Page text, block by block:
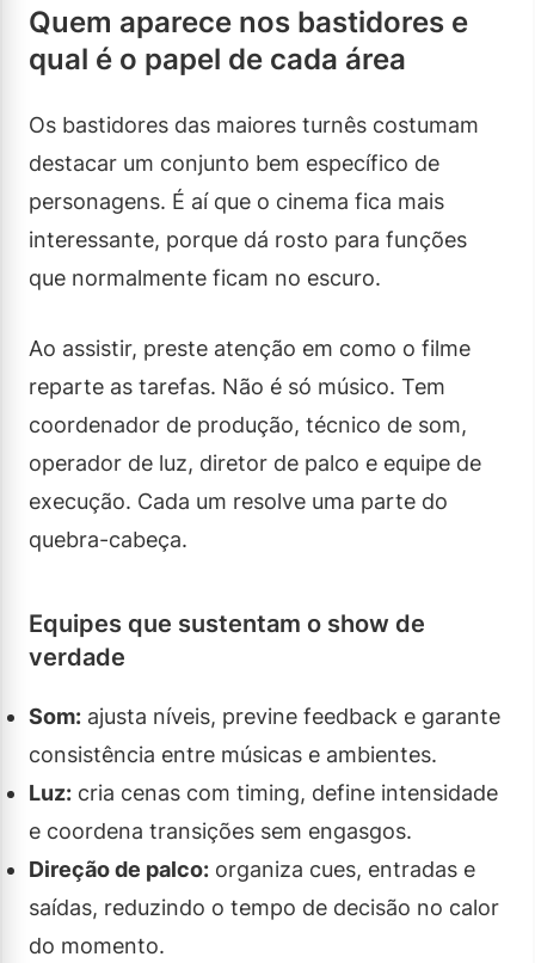
Quem aparece nos bastidores e
qual é o papel de cada área
Os bastidores das maiores turnês costumam
destacar um conjunto bem específico de
personagens. É aí que o cinema fica mais
interessante, porque dá rosto para funções
que normalmente ficam no escuro.
Ao assistir, preste atenção em como o filme
reparte as tarefas. Não é só músico. Tem
coordenador de produção, técnico de som,
operador de luz, diretor de palco e equipe de
execução. Cada um resolve uma parte do
quebra-cabeça.
Equipes que sustentam o show de
verdade
Som: ajusta níveis, previne feedback e garante
consistência entre músicas e ambientes.
Luz: cria cenas com timing, define intensidade
e coordena transições sem engasgos.
Direção de palco: organiza cues, entradas e
saídas, reduzindo o tempo de decisão no calor
do momento.